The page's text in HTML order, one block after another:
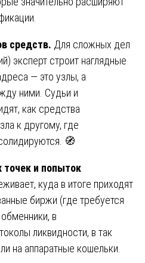
средств. Для сложных дел
эксперт строит наглядные
— это узлы, а
ними. Судьи и
как средства
к другому, где
🧭
точек и попыток
куда в итоге приходят
биржи (где требуется
в
ликвидности, в так
на аппаратные кошельки.